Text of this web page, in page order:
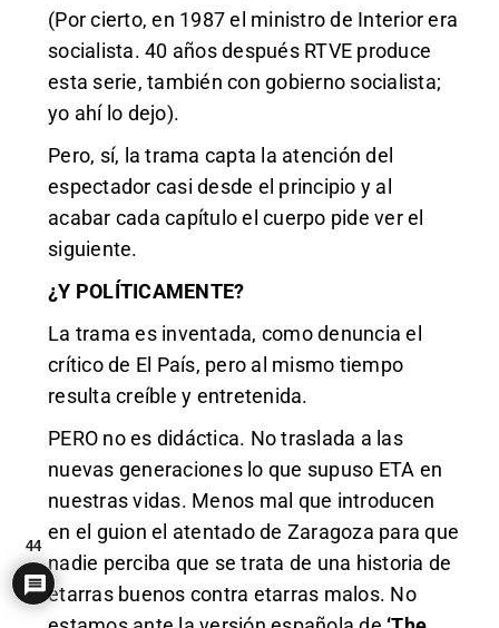
(Por cierto, en 1987 el ministro de Interior era
socialista. 40 años después RTVE produce
esta serie, también con gobierno socialista;
yo ahí lo dejo).
Pero, sí, la trama capta la atención del
espectador casi desde el principio y al
acabar cada capítulo el cuerpo pide ver el
siguiente.
¿Y POLÍTICAMENTE?
La trama es inventada, como denuncia el
crítico de El País, pero al mismo tiempo
resulta creíble y entretenida.
PERO no es didáctica. No traslada a las
nuevas generaciones lo que supuso ETA en
nuestras vidas. Menos mal que introducen
en el guion el atentado de Zaragoza para que
nadie perciba que se trata de una historia de
etarras buenos contra etarras malos. No
44